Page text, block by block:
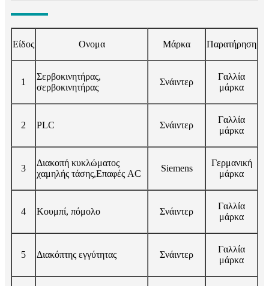
Είδος Ονομα Μάρκα Παρατήρηση
1
Σερβοκινητήρας,
σερβοκινητήρας
Σνάιντερ
Γαλλία
μάρκα
2 PLC Σνάιντερ
Γαλλία
μάρκα
3
Διακοπή κυκλώματος
χαμηλής τάσης,Επαφές AC
Siemens
Γερμανική
μάρκα
4 Κουμπί, πόμολο Σνάιντερ
Γαλλία
μάρκα
5 Διακόπτης εγγύτητας Σνάιντερ
Γαλλία
μάρκα